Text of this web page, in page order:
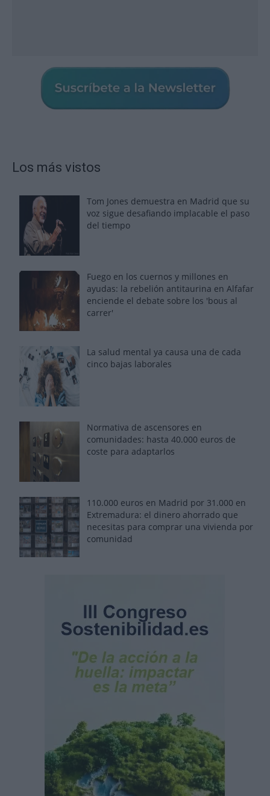
Los más vistos
Tom Jones demuestra en Madrid que su
voz sigue desafiando implacable el paso
del tiempo
Fuego en los cuernos y millones en
ayudas: la rebelión antitaurina en Alfafar
enciende el debate sobre los 'bous al
carrer'
La salud mental ya causa una de cada
cinco bajas laborales
Normativa de ascensores en
comunidades: hasta 40.000 euros de
coste para adaptarlos
110.000 euros en Madrid por 31.000 en
Extremadura: el dinero ahorrado que
necesitas para comprar una vivienda por
comunidad